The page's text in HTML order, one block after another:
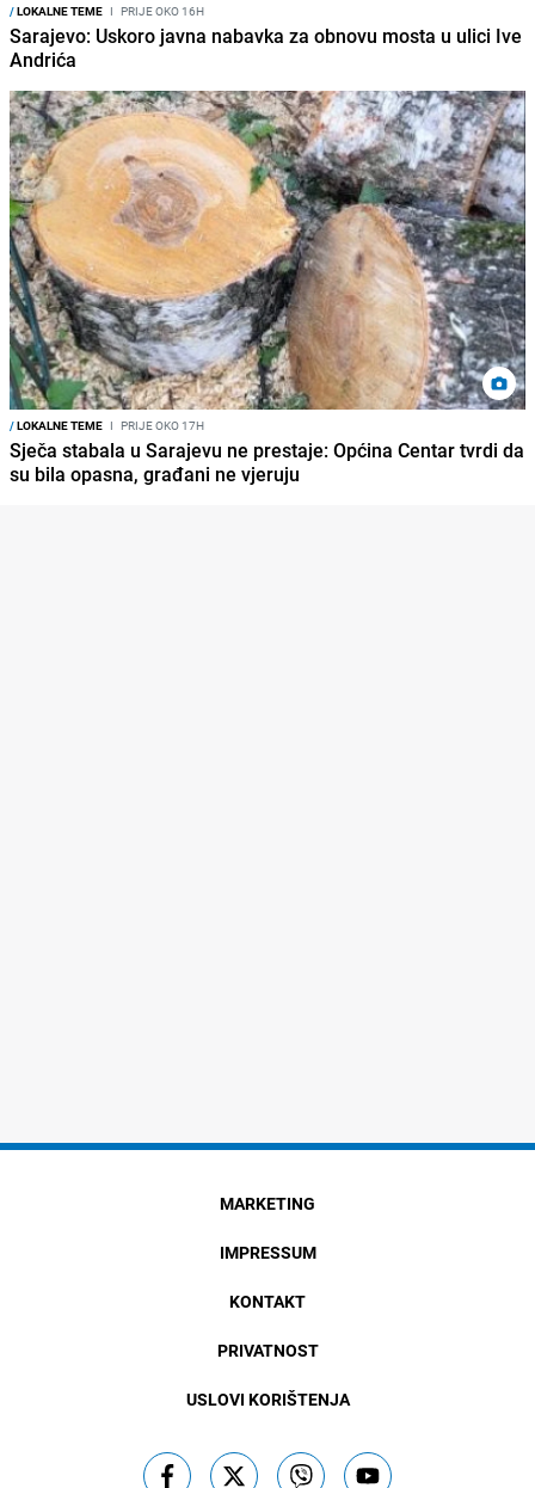
/LOKALNE TEME I PRIJE OKO 16H
Sarajevo: Uskoro javna nabavka za obnovu mosta u ulici Ive
Andrića
/LOKALNE TEME I PRIJE OKO 17H
Sječa stabala u Sarajevu ne prestaje: Općina Centar tvrdi da
su bila opasna, građani ne vjeruju
MARKETING
IMPRESSUM
KONTAKT
PRIVATNOST
USLOVI KORIŠTENJA